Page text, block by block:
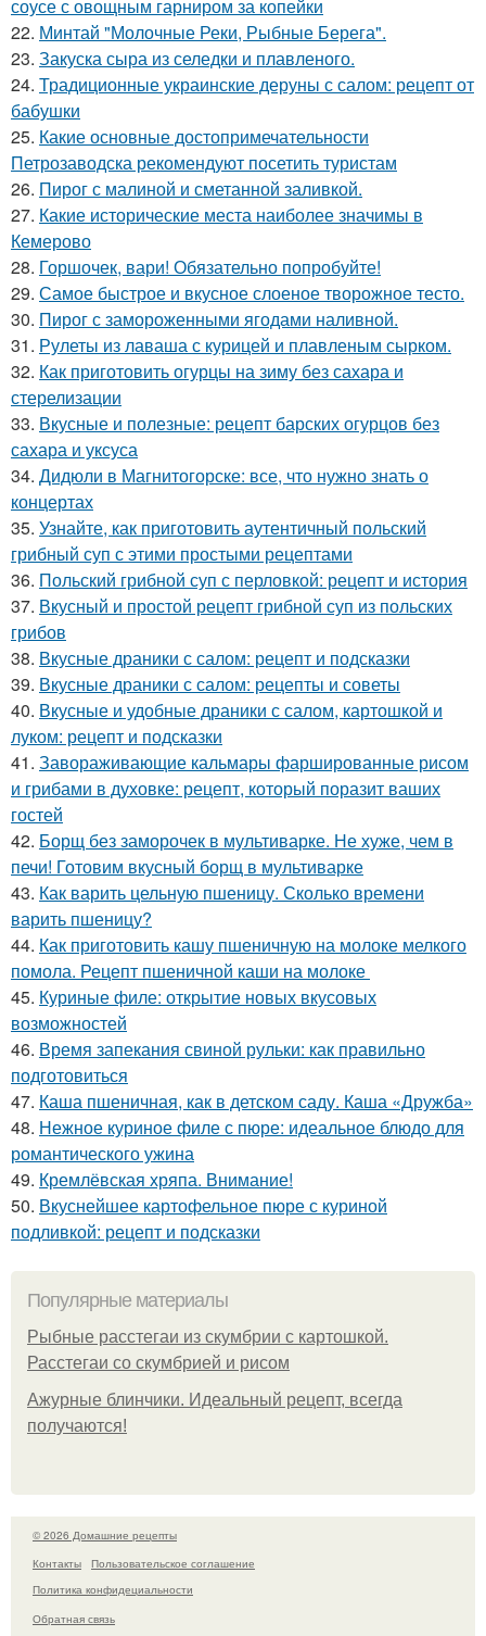
соусе с овощным гарниром за копейки
22. Минтай "Молочные Реки, Рыбные Берега".
23. Закуска сыра из селедки и плавленого.
24. Традиционные украинские деруны с салом: рецепт от
бабушки
25. Какие основные достопримечательности
Петрозаводска рекомендуют посетить туристам
26. Пирог с малиной и сметанной заливкой.
27. Какие исторические места наиболее значимы в
Кемерово
28. Горшочек, вари! Обязательно попробуйте!
29. Самое быстрое и вкусное слоеное творожное тесто.
30. Пирог с замороженными ягодами наливной.
31. Рулеты из лаваша с курицей и плавленым сырком.
32. Как приготовить огурцы на зиму без сахара и
стерелизации
33. Вкусные и полезные: рецепт барских огурцов без
сахара и уксуса
34. Дидюли в Магнитогорске: все, что нужно знать о
концертах
35. Узнайте, как приготовить аутентичный польский
грибный суп с этими простыми рецептами
36. Польский грибной суп с перловкой: рецепт и история
37. Вкусный и простой рецепт грибной суп из польских
грибов
38. Вкусные драники с салом: рецепт и подсказки
39. Вкусные драники с салом: рецепты и советы
40. Вкусные и удобные драники с салом, картошкой и
луком: рецепт и подсказки
41. Завораживающие кальмары фаршированные рисом
и грибами в духовке: рецепт, который поразит ваших
гостей
42. Борщ без заморочек в мультиварке. Не хуже, чем в
печи! Готовим вкусный борщ в мультиварке
43. Как варить цельную пшеницу. Сколько времени
варить пшеницу?
44. Как приготовить кашу пшеничную на молоке мелкого
помола. Рецепт пшеничной каши на молоке
45. Куриные филе: открытие новых вкусовых
возможностей
46. Время запекания свиной рульки: как правильно
подготовиться
47. Каша пшеничная, как в детском саду. Каша «Дружба»
48. Нежное куриное филе с пюре: идеальное блюдо для
романтического ужина
49. Кремлёвская хряпа. Внимание!
50. Вкуснейшее картофельное пюре с куриной
подливкой: рецепт и подсказки
Популярные материалы
Рыбные расстегаи из скумбрии с картошкой.
Расстегаи со скумбрией и рисом
Ажурные блинчики. Идеальный рецепт, всегда
получаются!
© 2026 Домашние рецепты
Контакты
Пользовательское соглашение
Политика конфидециальности
Обратная связь